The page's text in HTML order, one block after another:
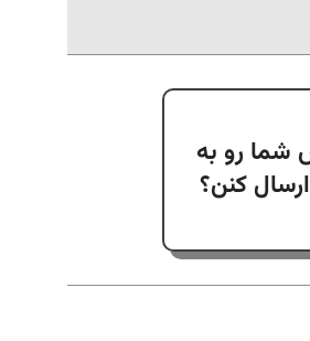
شما رو به
کنن؟